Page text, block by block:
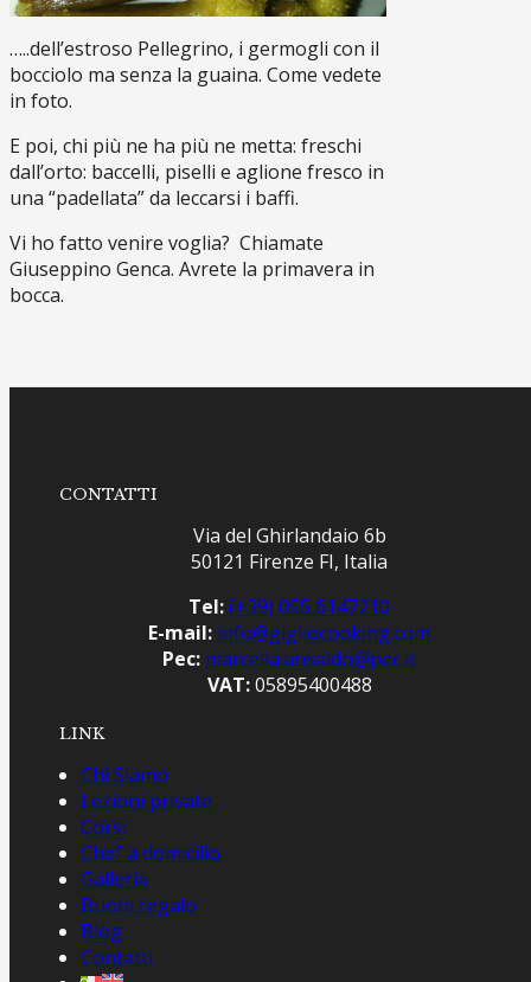
…..dell’estroso Pellegrino, i germogli con il
bocciolo ma senza la guaina. Come vedete
in foto.
E poi, chi più ne ha più ne metta: freschi
dall’orto: baccelli, piselli e aglione fresco in
una “padellata” da leccarsi i baffi.
Vi ho fatto venire voglia? Chiamate
Giuseppino Genca. Avrete la primavera in
bocca.
CONTATTI
Via del Ghirlandaio 6b
50121 Firenze FI, Italia
Tel:(+39) 055 6147210
E-mail: info@gigliocooking.com
Pec: marcella.ansaldo@pec.it
VAT:05895400488
LINK
Chi Siamo
Lezioni private
Corsi
Chef a domicilio
Galleria
Buoni regalo
Blog
Contatti